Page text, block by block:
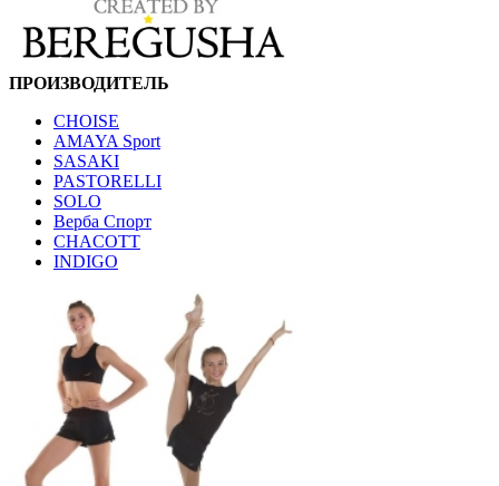
ПРОИЗВОДИТЕЛЬ
CHOISE
AMAYA Sport
SASAKI
PASTORELLI
SOLO
Верба Спорт
CHACOTT
INDIGO